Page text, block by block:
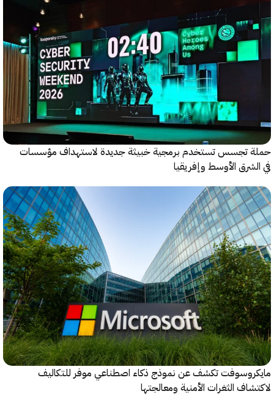
تجسس تستخدم برمجية خبيثة جديدة لاستهداف مؤسسات
الأوسط وإفريقيا
تكشف عن نموذج ذكاء اصطناعي موفر للتكاليف
الثغرات الأمنية ومعالجتها